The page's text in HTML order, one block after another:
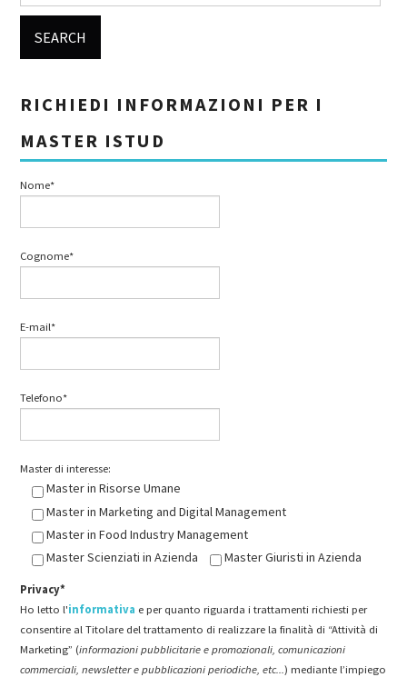
RICHIEDI INFORMAZIONI PER I
MASTER ISTUD
Nome*
Cognome*
E-mail*
Telefono*
Master di interesse:
Master in Risorse Umane
Master in Marketing and Digital Management
Master in Food Industry Management
Master Scienziati in Azienda
Master Giuristi in Azienda
Privacy*
Ho letto l'informativa e per quanto riguarda i trattamenti richiesti per
consentire al Titolare del trattamento di realizzare la finalità di “Attività di
Marketing” (informazioni pubblicitarie e promozionali, comunicazioni
commerciali, newsletter e pubblicazioni periodiche, etc...) mediante l’impiego